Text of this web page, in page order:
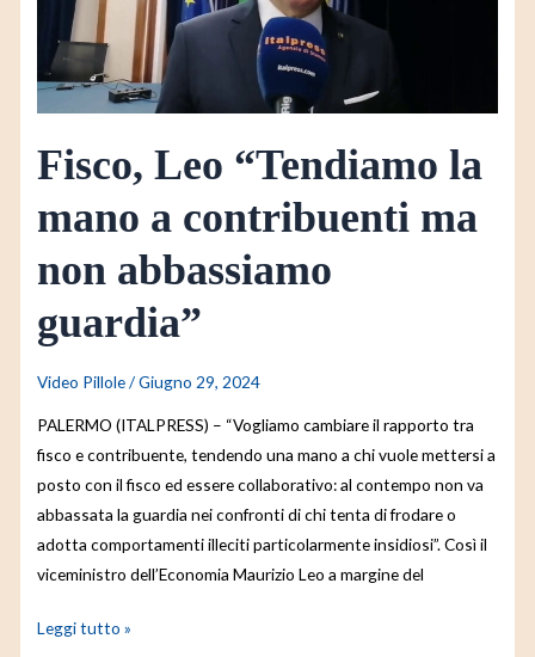
Fisco, Leo “Tendiamo la
mano a contribuenti ma
non abbassiamo
guardia”
Video Pillole/Giugno 29, 2024
PALERMO (ITALPRESS) – “Vogliamo cambiare il rapporto tra
fisco e contribuente, tendendo una mano a chi vuole mettersi a
posto con il fisco ed essere collaborativo: al contempo non va
abbassata la guardia nei confronti di chi tenta di frodare o
adotta comportamenti illeciti particolarmente insidiosi”. Così il
viceministro dell’Economia Maurizio Leo a margine del
contribuenti
ma
guardia”
Leggi tutto »